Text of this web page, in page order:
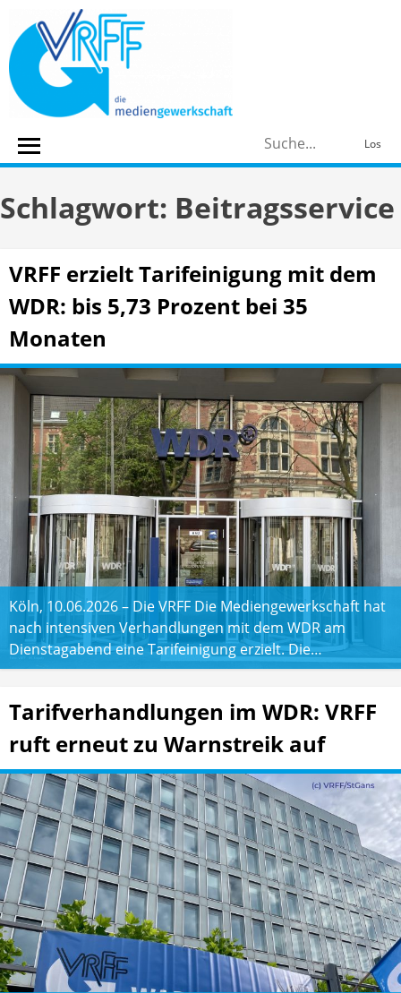
content
Los
Schlagwort: Beitragsservice
VRFF erzielt Tarifeinigung mit dem
WDR: bis 5,73 Prozent bei 35
Monaten
Köln, 10.06.2026 – Die VRFF Die Mediengewerkschaft hat
nach intensiven Verhandlungen mit dem WDR am
Dienstagabend eine Tarifeinigung erzielt. Die…
Tarifverhandlungen im WDR: VRFF
ruft erneut zu Warnstreik auf